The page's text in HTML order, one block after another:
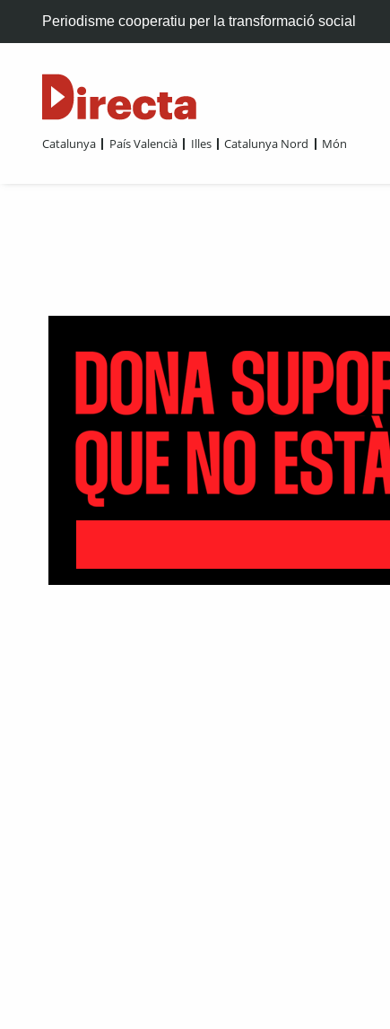
Periodisme cooperatiu per la transformació social
Catalunya País Valencià Illes Catalunya Nord Món